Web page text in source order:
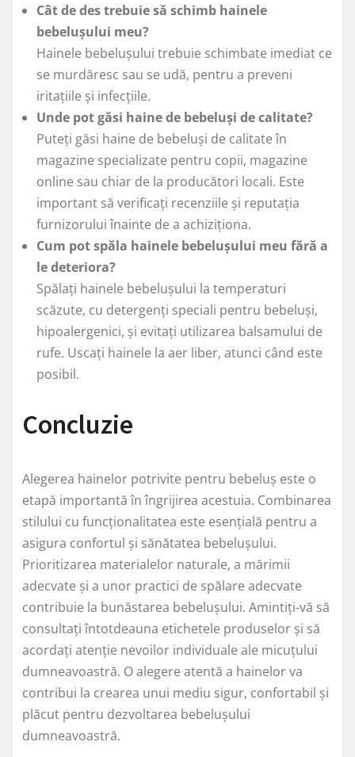
Cât de des trebuie să schimb hainele
bebelușului meu?
Hainele bebelușului trebuie schimbate imediat ce
se murdăresc sau se udă, pentru a preveni
iritațiile și infecțiile.
Unde pot găsi haine de bebeluși de calitate?
Puteți găsi haine de bebeluși de calitate în
magazine specializate pentru copii, magazine
online sau chiar de la producători locali. Este
important să verificați recenziile și reputația
furnizorului înainte de a achiziționa.
Cum pot spăla hainele bebelușului meu fără a
le deteriora?
Spălați hainele bebelușului la temperaturi
scăzute, cu detergenți speciali pentru bebeluși,
hipoalergenici, și evitați utilizarea balsamului de
rufe. Uscați hainele la aer liber, atunci când este
posibil.
Concluzie
Alegerea hainelor potrivite pentru bebeluș este o
etapă importantă în îngrijirea acestuia. Combinarea
stilului cu funcționalitatea este esențială pentru a
asigura confortul și sănătatea bebelușului.
Prioritizarea materialelor naturale, a mărimii
adecvate și a unor practici de spălare adecvate
contribuie la bunăstarea bebelușului. Amintiți-vă să
consultați întotdeauna etichetele produselor și să
acordați atenție nevoilor individuale ale micuțului
dumneavoastră. O alegere atentă a hainelor va
contribui la crearea unui mediu sigur, confortabil și
plăcut pentru dezvoltarea bebelușului
dumneavoastră.